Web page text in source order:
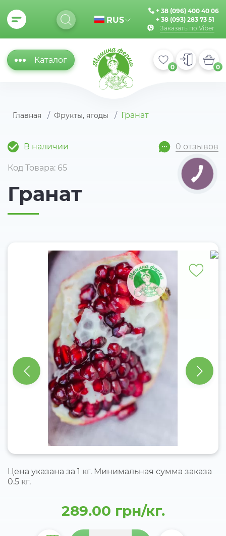
RUS
+ 38 (096) 400 40 06
+ 38 (093) 283 73 51
Заказать по Viber
Каталог
0 0
Главная Фрукты, ягоды Гранат
Код Товара: 65
Гранат
В наличии 0 отзывов
Цена указана за 1 кг. Минимальная сумма заказа
0.5 кг.
289.00 грн/кг.